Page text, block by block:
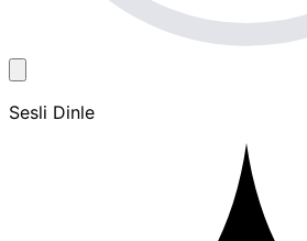
Sesli Dinle